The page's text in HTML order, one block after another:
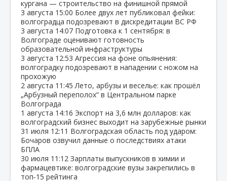
кургана — строительство на финишной прямой
3 августа 15:00 Более двух лет публиковал фейки:
волгоградца подозревают в дискредитации ВС РФ
3 августа 14:07 Подготовка к 1 сентября: в
Волгограде оценивают готовность
образовательной инфраструктуры
3 августа 12:53 Агрессия на фоне опьянения:
волгоградку подозревают в нападении с ножом на
прохожую
2 августа 11:45 Лето, арбузы и веселье: как прошёл
„Арбузный переполох“ в Центральном парке
Волгограда
1 августа 14:16 Экспорт на 3,6 млн долларов: как
волгоградский бизнес выходит на зарубежные рынки
31 июля 12:11 Волгоградская область под ударом:
Бочаров озвучил данные о последствиях атаки
БПЛА
30 июля 11:12 Зарплаты выпускников в химии и
фармацевтике: волгоградские вузы закрепились в
топ‑15 рейтинга